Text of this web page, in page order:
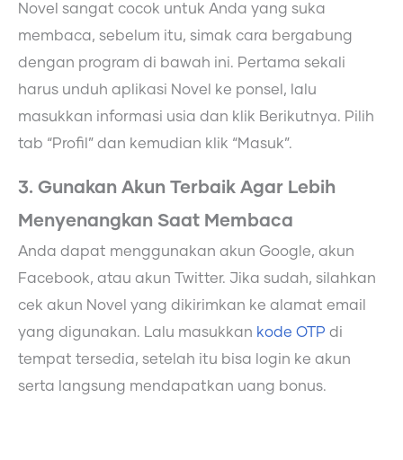
Novel sangat cocok untuk Anda yang suka
membaca, sebelum itu, simak cara bergabung
dengan program di bawah ini. Pertama sekali
harus unduh aplikasi Novel ke ponsel, lalu
masukkan informasi usia dan klik Berikutnya. Pilih
tab “Profil” dan kemudian klik “Masuk”.
3. Gunakan Akun Terbaik Agar Lebih
Menyenangkan Saat Membaca
Anda dapat menggunakan akun Google, akun
Facebook, atau akun Twitter. Jika sudah, silahkan
cek akun Novel yang dikirimkan ke alamat email
yang digunakan. Lalu masukkan kode OTP di
tempat tersedia, setelah itu bisa login ke akun
serta langsung mendapatkan uang bonus.